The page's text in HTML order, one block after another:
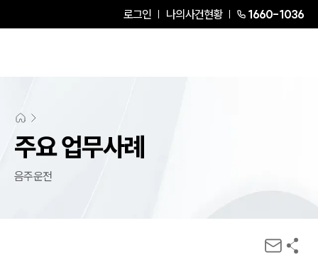
로그인 나의사건현황 1660-1036
주요 업무사례
음주운전